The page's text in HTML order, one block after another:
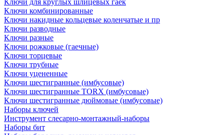
Ключи для круглых шлицевых гаек
Ключи комбинированные
Ключи накидные кольцевые коленчатые и пр
Ключи разводные
Ключи разные
Ключи рожковые (гаечные)
Ключи торцевые
Ключи трубные
Ключи уцененные
Ключи шестигранные (имбусовые)
Ключи шестигранные TORX (имбусовые)
Ключи шестигранные дюймовые (имбусовые)
Наборы ключей
Инструмент слесарно-монтажный-наборы
Наборы бит